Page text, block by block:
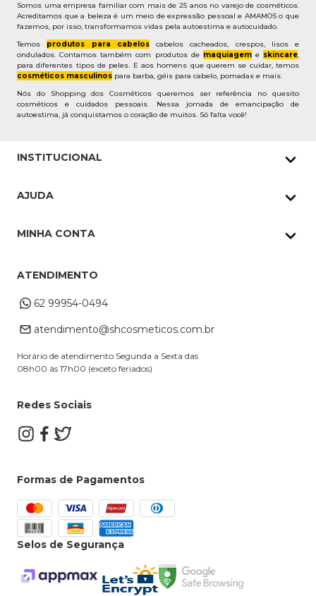
Somos uma empresa familiar com mais de 25 anos no varejo de cosméticos.
Acreditamos que a beleza é um meio de expressão pessoal e AMAMOS o que
fazemos, por isso, transformamos vidas pela autoestima e autocuidado.
Temos produtos para cabeloscabelos cacheados, crespos, lisos e
ondulados. Contamos também com produtos de maquiageme skincare,
para diferentes tipos de peles. E aos homens que querem se cuidar, temos
cosméticos masculinos para barba, géis para cabelo, pomadas e mais.
Nós do Shopping dos Cosméticos queremos ser referência no quesito
cosméticos e cuidados pessoais. Nessa jornada de emancipação de
autoestima, já conquistamos o coração de muitos. Só falta você!
INSTITUCIONAL
Pedidos Whatsapp
Cupons
AJUDA
Troca e Devoluções
Dúvidas Frequentes
MINHA CONTA
Alterar Cadastro
ATENDIMENTO
62 99954-0494
atendimento@shcosmeticos.com.br
Horário de atendimento Segunda a Sexta das
08h00 às 17h00 (exceto feriados)
Redes Sociais
Formas de Pagamentos
Selos de Segurança